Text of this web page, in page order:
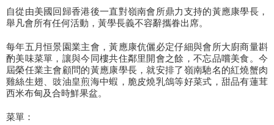
自從由美國回歸香港後一直對嶺南會所鼎力支持的黃應康學長，
舉凡會所有任何活動，黃學長義不容辭攜眷出席。
每年五月恒景園業主會，黃應康伉儷必定仔細與會所大廚商量斟
酌美味菜單，讓與今同樓共住鄰里開會之餘，不忘品嚐美食。今
屆榮任業主會顧問的黃應康學長，就安排了嶺南馳名的紅燒蟹肉
雞絲生翅、豉油皇煎海中蝦，脆皮燒乳鴿等好菜式，甜品有蓮茸
西米布甸及合時鮮果盆。
菜單：